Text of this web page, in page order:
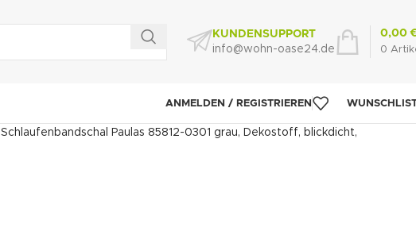
KUNDENSUPPORT
info@wohn-oase24.de
0
0,00
ANMELDEN / REGISTRIEREN
Schlaufenbandschal Paulas 85812-0301 grau, Dekostoff, blickdicht,